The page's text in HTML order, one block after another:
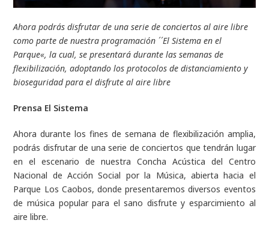
Ahora podrás disfrutar de una serie de conciertos al aire libre
como parte de nuestra programación ´´El Sistema en el
Parque«, la cual, se presentará durante las semanas de
flexibilización, adoptando los protocolos de distanciamiento y
bioseguridad para el disfrute al aire libre
Prensa El Sistema
Ahora durante los fines de semana de flexibilización amplia,
podrás disfrutar de una serie de conciertos que tendrán lugar
en el escenario de nuestra Concha Acústica del Centro
Nacional de Acción Social por la Música, abierta hacia el
Parque Los Caobos, donde presentaremos diversos eventos
de música popular para el sano disfrute y esparcimiento al
aire libre.